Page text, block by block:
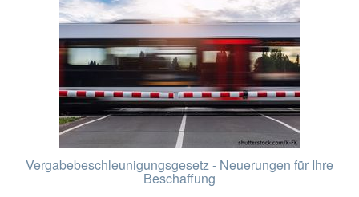
Vergabebeschleunigungsgesetz - Neuerungen für Ihre
Beschaffung